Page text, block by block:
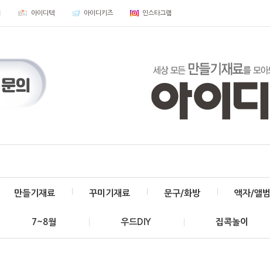
아이디텍 아이디키즈 인스타그램
만들기재료 꾸미기재료 문구/화방 액자/앨범
7~8월 우드DIY 집콕놀이